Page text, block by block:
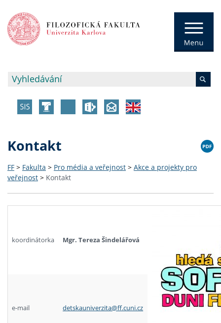
Kontakt
FF > Fakulta > Pro média a veřejnost > Akce a projekty pro
veřejnost > Kontakt
koordinátorka Mgr. Tereza Šindelářová
e-mail detskauniverzita@ff.cuni.cz